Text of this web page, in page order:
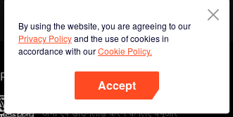
By using the website, you are agreeing to our
Privacy Policyand the use of cookies in
accordance with ourCookie Policy.
Accept
Phone
अभी ऐप डाउनलोड करने के लिए क्यूआर